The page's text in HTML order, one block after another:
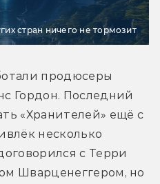
стран ничего не тормозит
продюсеры
Гордон. Последний
«Хранителей» ещё с
несколько
с Терри
Шварценеггером, но